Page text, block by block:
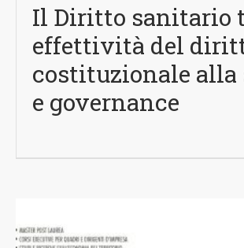
Il Diritto sanitario
effettività del
costituzionale alla
e governance